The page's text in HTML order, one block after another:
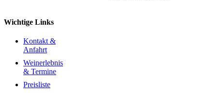
Wichtige Links
Kontakt &
Anfahrt
Weinerlebnis
& Termine
Preisliste